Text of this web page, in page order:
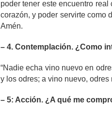
poder tener este encuentro
corazón, y poder servirte como
Amén.
– 4. Contemplación. ¿Como
“Nadie echa vino nuevo en
y los odres; a vino nuevo, odres
– 5: Acción. ¿A qué me